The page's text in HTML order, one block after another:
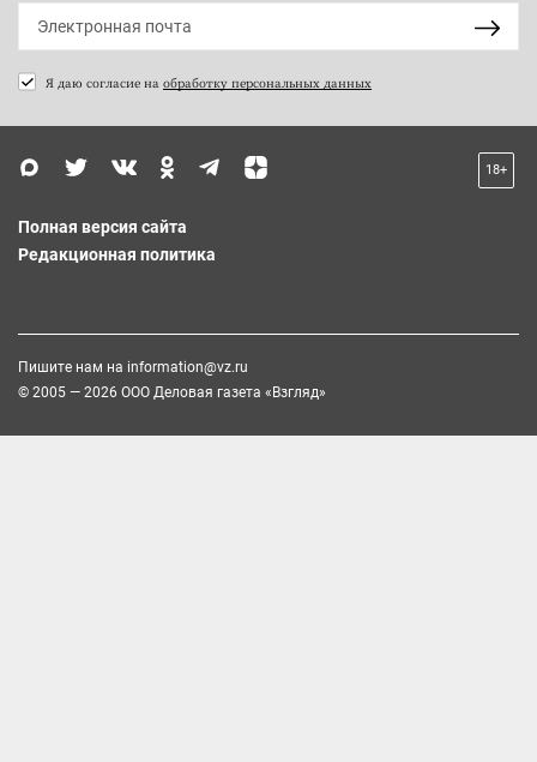
Я даю согласие на обработку персональных данных
18+
Полная версия сайта
Редакционная политика
Пишите нам на information@vz.ru
© 2005 — 2026 ООО Деловая газета «Взгляд»